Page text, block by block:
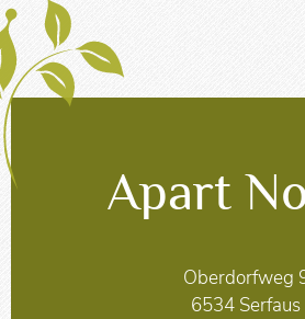
Apart
Oberdorfweg
6534 Serfaus